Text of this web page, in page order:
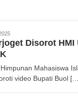
Disorot HMI
Mahasiswa
video Bupati Buol